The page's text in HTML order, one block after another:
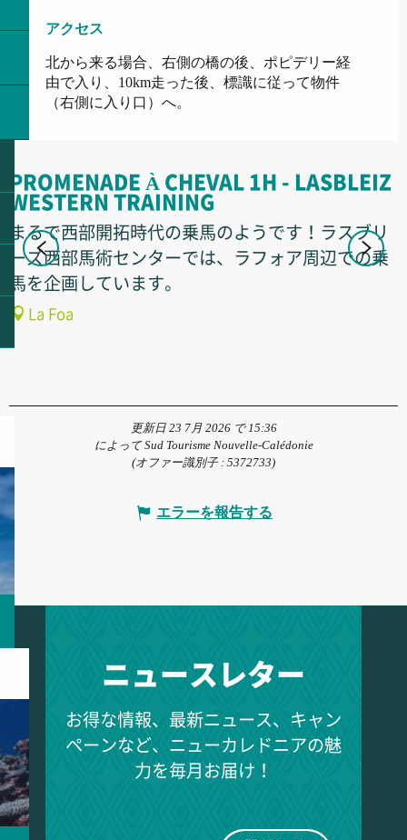
アクセス
アクセス
北から来る場合、右側の橋の後、ポピデリー経
由で入り、10km走った後、標識に従って物件
（右側に入り口）へ。
PROMENADE À CHEVAL 1H - LASBLEIZ
WESTERN TRAINING
まるで西部開拓時代の乗馬のようです！ラスブリ
ーズ西部馬術センターでは、ラフォア周辺での乗
馬を企画しています。
La Foa
更新日 23 7月 2026 で 15:36
によって Sud Tourisme Nouvelle-Calédonie
(オファー識別子 : 5372733)
エラーを報告する
ニュースレター
お得な情報、最新ニュース、キャン
ペーンなど、ニューカレドニアの魅
力を毎月お届け！